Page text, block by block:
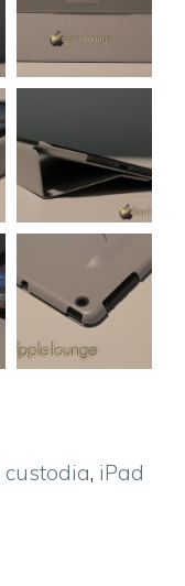
custodia, iPad